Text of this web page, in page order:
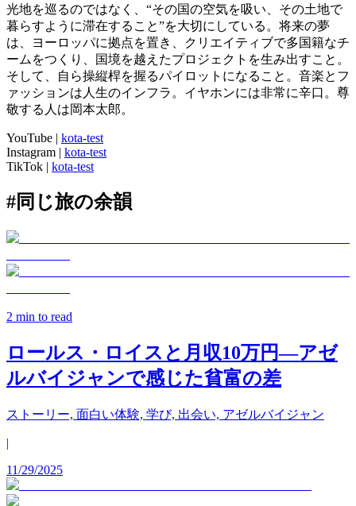
光地を巡るのではなく、“その国の空気を吸い、その土地で
暮らすように滞在すること”を大切にしている。将来の夢
は、ヨーロッパに拠点を置き、クリエイティブで多国籍なチ
ームをつくり、国境を越えたプロジェクトを生み出すこと。
そして、自ら操縦桿を握るパイロットになること。音楽とフ
ァッションは人生のインフラ。イヤホンには非常に辛口。尊
敬する人は岡本太郎。
YouTube | kota-test
Instagram | kota-test
TikTok | kota-test
#同じ旅の余韻
2 min to read
ロールス・ロイスと月収10万円—アゼ
ルバイジャンで感じた貧富の差
ストーリー, 面白い体験, 学び, 出会い, アゼルバイジャン
|
11/29/2025